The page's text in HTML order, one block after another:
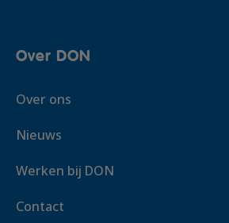
Over DON
Over ons
Nieuws
Werken bij DON
Contact